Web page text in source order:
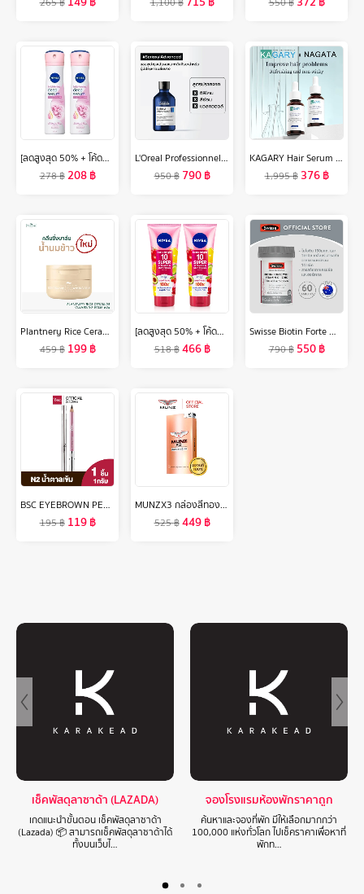
[ลดสูงสุด 50% + โค้ดลดเพิ่ม 20%]นีเวีย ดีโอ สเปรย์ ฮอกไกโด โรส สำหรับผู้หญิง 150 มล. 2 ชิ้น NIVEA
278฿208฿
L'Oreal Professionnel SERIOXYL ADVANCED DENSIFYING SHAMPOO 300ML แชมพูสำหรับผู้มีปัญหาผมลีบบาง (แชมพูแก้ผมร่วง,ผมร่วง,L'Oreal Pro,L'Oreal Professional,LOreal Pro,LOreal Professional)
950฿ 790฿
KAGARY Hair Serum Multi-Peptide Serum For Hair Density 30ml เซรั่ม ลดผมร่วง เพิ่มผมใหม่ บำรุงผม เซรั่มบำรุงผม
1,995฿ 376฿
Plantnery Rice Ceramide Cleansing Balm 60 g
459฿ 199฿
[ลดสูงสุด 50% + โค้ดลดเพิ่ม 20%]นีเวีย เซรั่มบำรุงผิวกาย เอ็กซ์ตร้า ไบรท์ 10 ซูเปอร์ วิตามิน แอนด์ สกิน ฟู้ด 320 มล. 2 ชิ้น NIVEA
518฿466฿
Swisse Biotin Forte With Vitamin C + Zinc สวิสเซ ไบโอติน + ซิงค์
790฿ 550฿
BSC EYEBROWN PENCIL ดินสอเขียนคิ้ว สี N2 น้ำตาลเข้ม ดินสอ เขียน คิ้ว เครื่องสำอาง
195฿ 119฿
MUNZX3 กล่องสีทอง โปรโมชั่น1กล่องใหม่ (10 แคปซูล ) 1 กล่อง อาหารเสริมสำหรับผู้ชาย
525฿449฿
เช็คพัสดุลาซาด้า (LAZADA)
เกดแนะนำขั้นตอน เช็คพัสดุลาซาด้า
(Lazada) 📦 สามารถเช็คพัสดุลาซาด้าได้
ทั้งบนเว็บไ…
จองโรงแรมห้องพักราคาถูก
ค้นหาและจองที่พัก มีให้เลือกมากกว่า
100,000 แห่งทั่วโลก ไปเช็คราคาเพื่อหาที่
พักท…